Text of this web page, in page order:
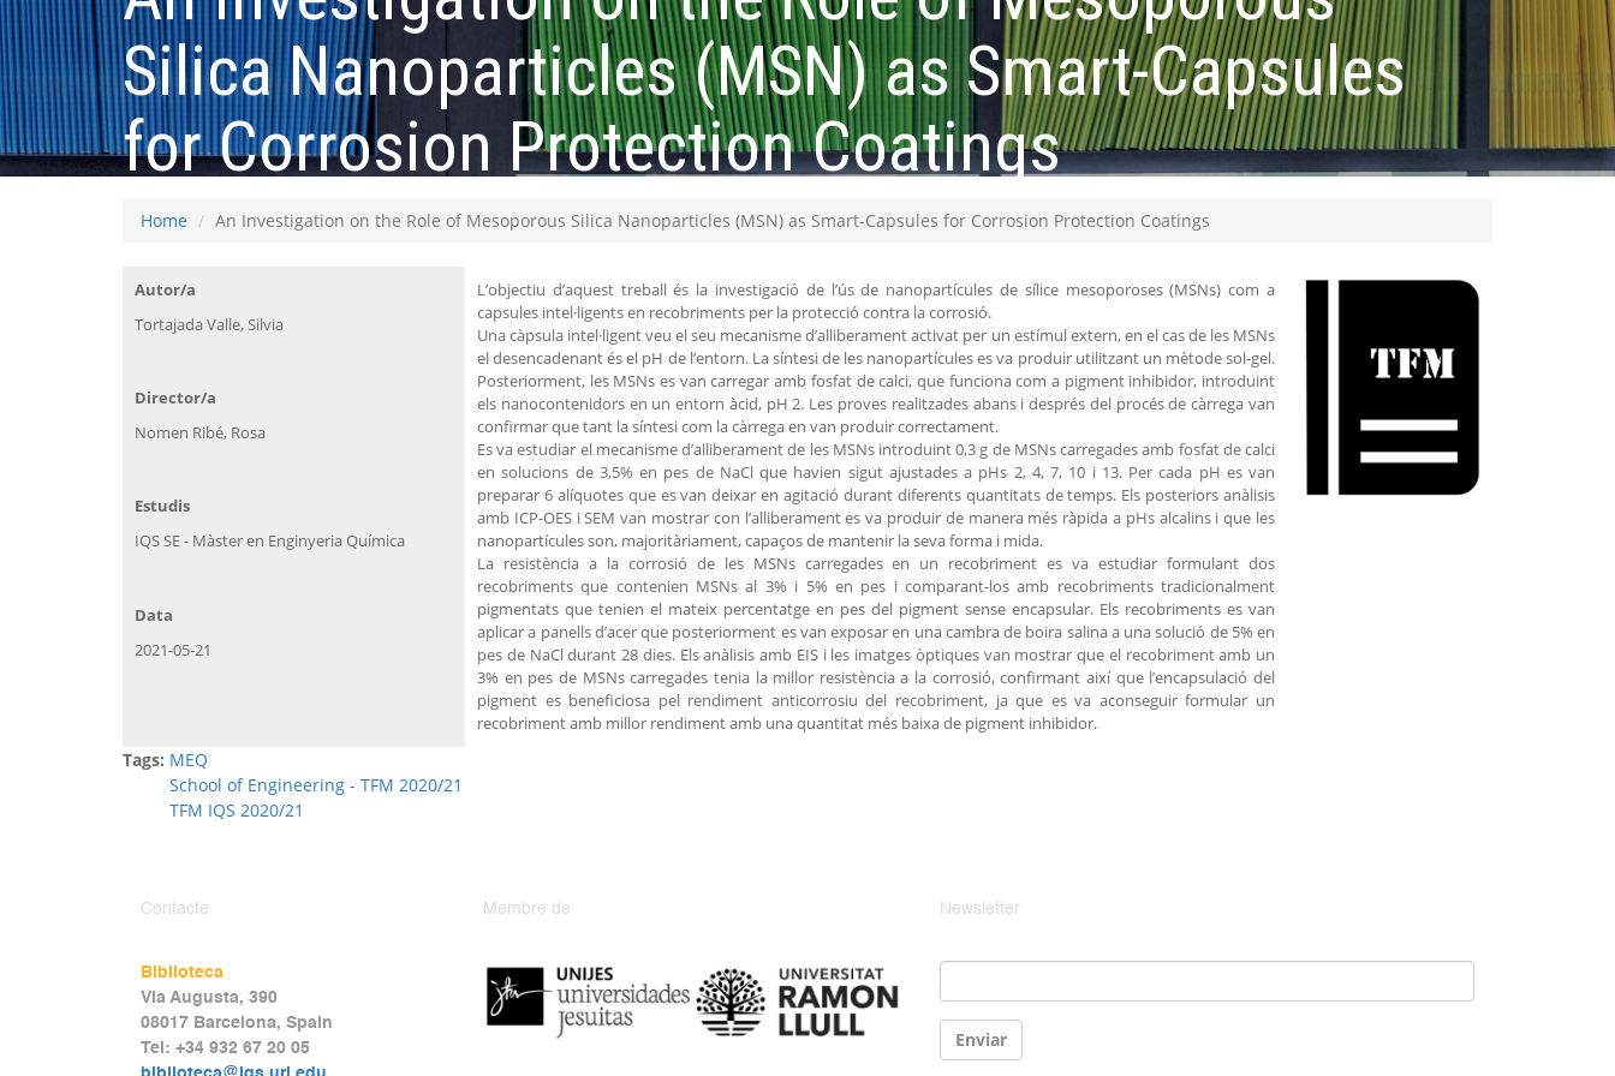
Silica Nanoparticles (MSN) as Smart-Capsules
for Corrosion Protection Coatings
Home An Investigation on the Role of Mesoporous Silica Nanoparticles (MSN) as Smart-Capsules for Corrosion Protection Coatings
Autor/a
Tortajada Valle, Silvia
L’objectiu d’aquest treball és la investigació de l’ús de nanopartícules de sílice mesoporoses (MSNs) com a
capsules intel·ligents en recobriments per la protecció contra la corrosió.
Una càpsula intel·ligent veu el seu mecanisme d’alliberament activat per un estímul extern, en el cas de les MSNs
el desencadenant és el pH de l’entorn. La síntesi de les nanopartícules es va produir utilitzant un mètode sol-gel.
Posteriorment, les MSNs es van carregar amb fosfat de calci, que funciona com a pigment inhibidor, introduint
els nanocontenidors en un entorn àcid, pH 2. Les proves realitzades abans i després del procés de càrrega van
confirmar que tant la síntesi com la càrrega en van produir correctament.
Es va estudiar el mecanisme d’alliberament de les MSNs introduint 0,3 g de MSNs carregades amb fosfat de calci
en solucions de 3,5% en pes de NaCl que havien sigut ajustades a pHs 2, 4, 7, 10 i 13. Per cada pH es van
preparar 6 alíquotes que es van deixar en agitació durant diferents quantitats de temps. Els posteriors anàlisis
amb ICP-OES i SEM van mostrar con l’alliberament es va produir de manera més ràpida a pHs alcalins i que les
nanopartícules son, majoritàriament, capaços de mantenir la seva forma i mida.
La resistència a la corrosió de les MSNs carregades en un recobriment es va estudiar formulant dos
recobriments que contenien MSNs al 3% i 5% en pes i comparant-los amb recobriments tradicionalment
pigmentats que tenien el mateix percentatge en pes del pigment sense encapsular. Els recobriments es van
aplicar a panells d’acer que posteriorment es van exposar en una cambra de boira salina a una solució de 5% en
pes de NaCl durant 28 dies. Els anàlisis amb EIS i les imatges òptiques van mostrar que el recobriment amb un
3% en pes de MSNs carregades tenia la millor resistència a la corrosió, confirmant així que l’encapsulació del
pigment es beneficiosa pel rendiment anticorrosiu del recobriment, ja que es va aconseguir formular un
recobriment amb millor rendiment amb una quantitat més baixa de pigment inhibidor.
Director/a
Nomen Ribé, Rosa
Estudis
IQS SE - Màster en Enginyeria Química
Data
2021-05-21
Tags: MEQ
School of Engineering - TFM 2020/21
TFM IQS 2020/21
Contacte
Biblioteca
Via Augusta, 390
08017 Barcelona, Spain
Tel: +34 932 67 20 05
Membre de Newsletter
Email
Enviar